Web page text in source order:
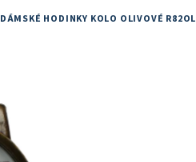
DÁMSKÉ HODINKY KOLO OLIVOVÉ R82OL